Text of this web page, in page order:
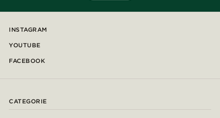
INSTAGRAM
YOUTUBE
FACEBOOK
CATEGORIE